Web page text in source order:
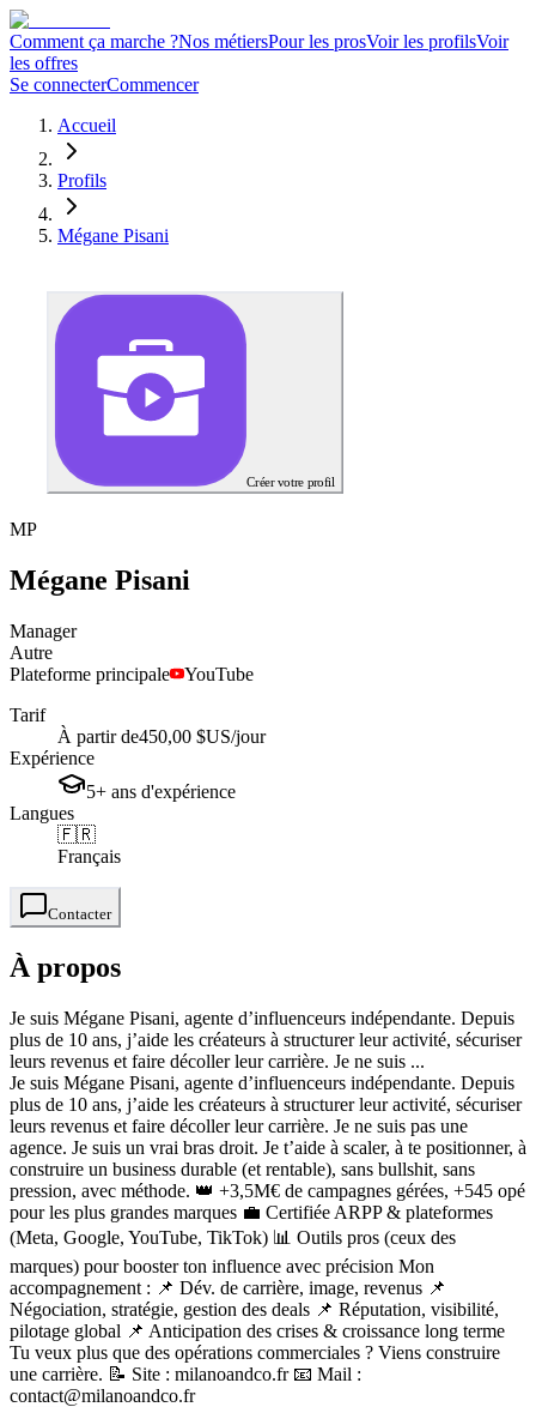
Comment ça marche ?Nos métiersPour les prosVoir les profilsVoir
les offres
Se connecterCommencer
Accueil
Profils
Mégane Pisani
Créer votre profil
MP
Mégane Pisani
Manager
Autre
Plateforme principale
YouTube
Tarif
À partir de450,00 $US/jour
Expérience
5+ ans d'expérience
Langues
🇫🇷
Français
Contacter
À propos
Je suis Mégane Pisani, agente d’influenceurs indépendante. Depuis
plus de 10 ans, j’aide les créateurs à structurer leur activité, sécuriser
leurs revenus et faire décoller leur carrière. Je ne suis ...
Je suis Mégane Pisani, agente d’influenceurs indépendante. Depuis
plus de 10 ans, j’aide les créateurs à structurer leur activité, sécuriser
leurs revenus et faire décoller leur carrière. Je ne suis pas une
agence. Je suis un vrai bras droit. Je t’aide à scaler, à te positionner, à
construire un business durable (et rentable), sans bullshit, sans
pression, avec méthode. 👑 +3,5M€ de campagnes gérées, +545 opé
pour les plus grandes marques 💼 Certifiée ARPP & plateformes
(Meta, Google, YouTube, TikTok) 📊 Outils pros (ceux des
marques) pour booster ton influence avec précision Mon
accompagnement : 📌 Dév. de carrière, image, revenus 📌
Négociation, stratégie, gestion des deals 📌 Réputation, visibilité,
pilotage global 📌 Anticipation des crises & croissance long terme
Tu veux plus que des opérations commerciales ? Viens construire
une carrière. 📝 Site : milanoandco.fr 📧 Mail :
contact@milanoandco.fr